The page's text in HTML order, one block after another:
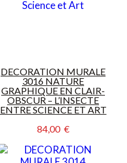
DECORATION MURALE
3016 NATURE
GRAPHIQUE EN CLAIR-
OBSCUR – L’INSECTE
ENTRE SCIENCE ET ART
84,00  €